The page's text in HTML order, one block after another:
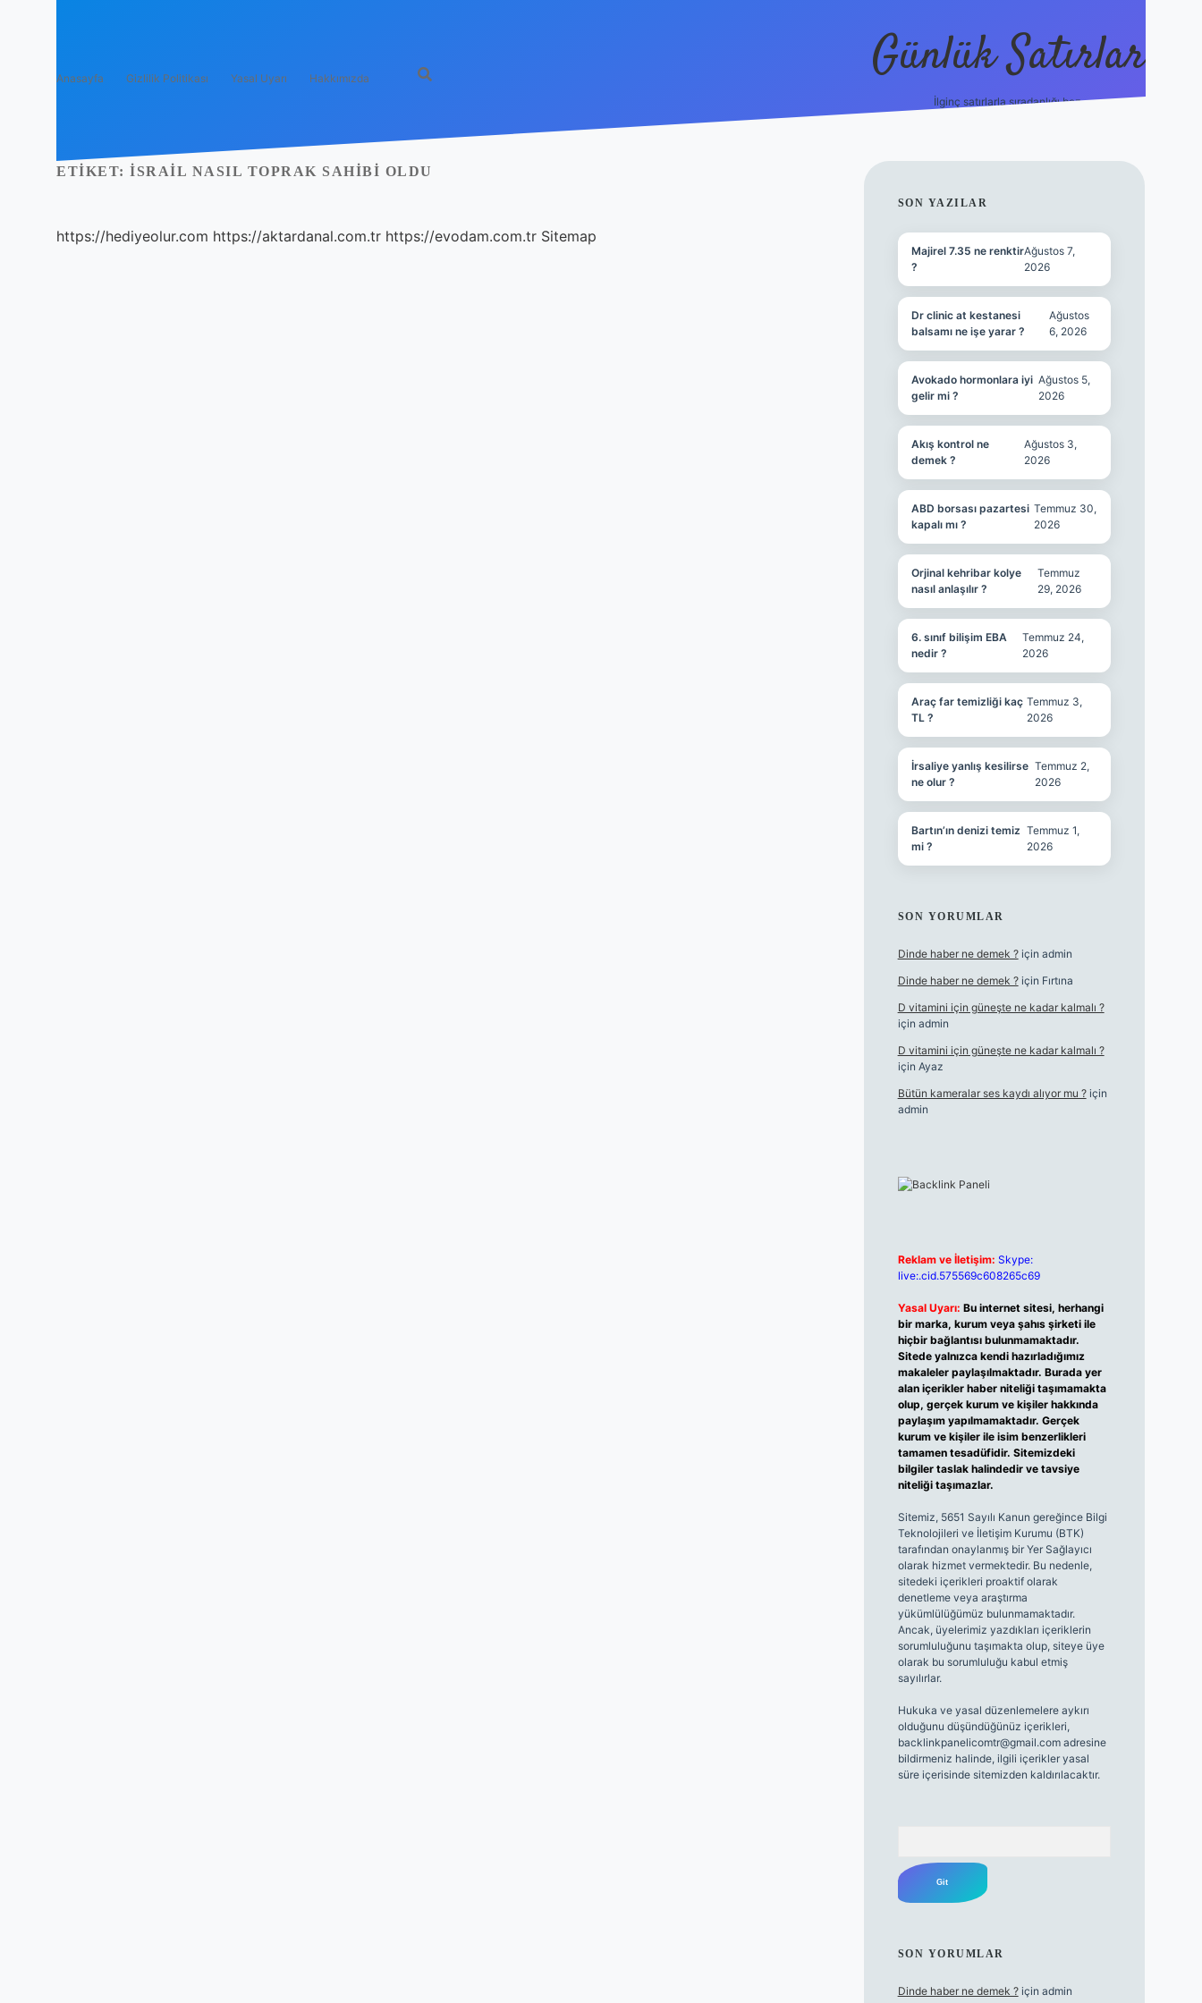
Anasayfa Gizlilik Politikası Yasal Uyarı Hakkımızda Günlük Satırlar
İlginç satırlarla sıradanlığı boz.
ETIKET: İSRAIL NASIL TOPRAK SAHIBI OLDU
https://hediyeolur.com https://aktardanal.com.tr https://evodam.com.tr Sitemap
SIDEBAR
SON YAZILAR
Majirel 7.35 ne renktir
?
Ağustos 7,
2026
Dr clinic at kestanesi
balsamı ne işe yarar ?
Ağustos
6, 2026
Avokado hormonlara iyi
gelir mi ?
Ağustos 5,
2026
Akış kontrol ne
demek ?
Ağustos 3,
2026
ABD borsası pazartesi
kapalı mı ?
Temmuz 30,
2026
Orjinal kehribar kolye
nasıl anlaşılır ?
Temmuz
29, 2026
6. sınıf bilişim EBA
nedir ?
Temmuz 24,
2026
Araç far temizliği kaç
TL ?
Temmuz 3,
2026
İrsaliye yanlış kesilirse
ne olur ?
Temmuz 2,
2026
Bartın’ın denizi temiz
mi ?
Temmuz 1,
2026
SON YORUMLAR
Dinde haber ne demek ?için admin
Dinde haber ne demek ?için Fırtına
D vitamini için güneşte ne kadar kalmalı ?
için admin
D vitamini için güneşte ne kadar kalmalı ?
için Ayaz
Bütün kameralar ses kaydı alıyor mu ?için
admin
Reklam ve İletişim: Skype:
live:.cid.575569c608265c69
Yasal Uyarı: Bu internet sitesi, herhangi
bir marka, kurum veya şahıs şirketi ile
hiçbir bağlantısı bulunmamaktadır.
Sitede yalnızca kendi hazırladığımız
makaleler paylaşılmaktadır. Burada yer
alan içerikler haber niteliği taşımamakta
olup, gerçek kurum ve kişiler hakkında
paylaşım yapılmamaktadır. Gerçek
kurum ve kişiler ile isim benzerlikleri
tamamen tesadüfidir. Sitemizdeki
bilgiler taslak halindedir ve tavsiye
niteliği taşımazlar.
Sitemiz, 5651 Sayılı Kanun gereğince Bilgi
Teknolojileri ve İletişim Kurumu (BTK)
tarafından onaylanmış bir Yer Sağlayıcı
olarak hizmet vermektedir. Bu nedenle,
sitedeki içerikleri proaktif olarak
denetleme veya araştırma
yükümlülüğümüz bulunmamaktadır.
Ancak, üyelerimiz yazdıkları içeriklerin
sorumluluğunu taşımakta olup, siteye üye
olarak bu sorumluluğu kabul etmiş
sayılırlar.
Hukuka ve yasal düzenlemelere aykırı
olduğunu düşündüğünüz içerikleri,
backlinkpanelicomtr@gmail.comadresine
bildirmeniz halinde, ilgili içerikler yasal
süre içerisinde sitemizden kaldırılacaktır.
SON YORUMLAR
Dinde haber ne demek ?için admin
betci giriş